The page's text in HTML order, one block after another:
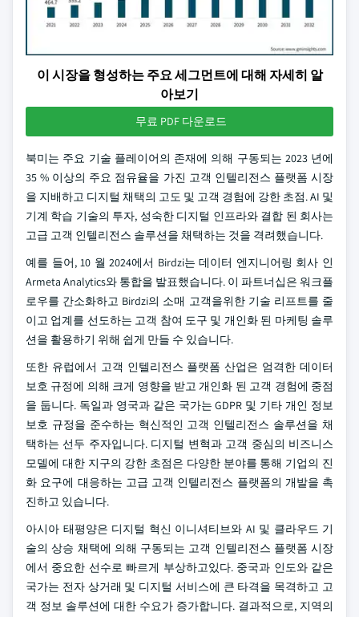
이 시장을 형성하는 주요 세그먼트에 대해 자세히 알
아보기
무료 PDF 다운로드
북미는 주요 기술 플레이어의 존재에 의해 구동되는 2023 년에
35 % 이상의 주요 점유율을 가진 고객 인텔리전스 플랫폼 시장
을 지배하고 디지털 채택의 고도 및 고객 경험에 강한 초점. AI 및
기계 학습 기술의 투자, 성숙한 디지털 인프라와 결합 된 회사는
고급 고객 인텔리전스 솔루션을 채택하는 것을 격려했습니다.
예를 들어, 10 월 2024에서 Birdzi는 데이터 엔지니어링 회사 인
Armeta Analytics와 통합을 발표했습니다. 이 파트너십은 워크플
로우를 간소화하고 Birdzi의 소매 고객을위한 기술 리프트를 줄
이고 업계를 선도하는 고객 참여 도구 및 개인화 된 마케팅 솔루
션을 활용하기 위해 쉽게 만들 수 있습니다.
또한 유럽에서 고객 인텔리전스 플랫폼 산업은 엄격한 데이터
보호 규정에 의해 크게 영향을 받고 개인화 된 고객 경험에 중점
을 둡니다. 독일과 영국과 같은 국가는 GDPR 및 기타 개인 정보
보호 규정을 준수하는 혁신적인 고객 인텔리전스 솔루션을 채
택하는 선두 주자입니다. 디지털 변혁과 고객 중심의 비즈니스
모델에 대한 지구의 강한 초점은 다양한 분야를 통해 기업의 진
화 요구에 대응하는 고급 고객 인텔리전스 플랫폼의 개발을 촉
진하고 있습니다.
아시아 태평양은 디지털 혁신 이니셔티브와 AI 및 클라우드 기
술의 상승 채택에 의해 구동되는 고객 인텔리전스 플랫폼 시장
에서 중요한 선수로 빠르게 부상하고있다. 중국과 인도와 같은
국가는 전자 상거래 및 디지털 서비스에 큰 타격을 목격하고 고
객 정보 솔루션에 대한 수요가 증가합니다. 결과적으로, 지역의